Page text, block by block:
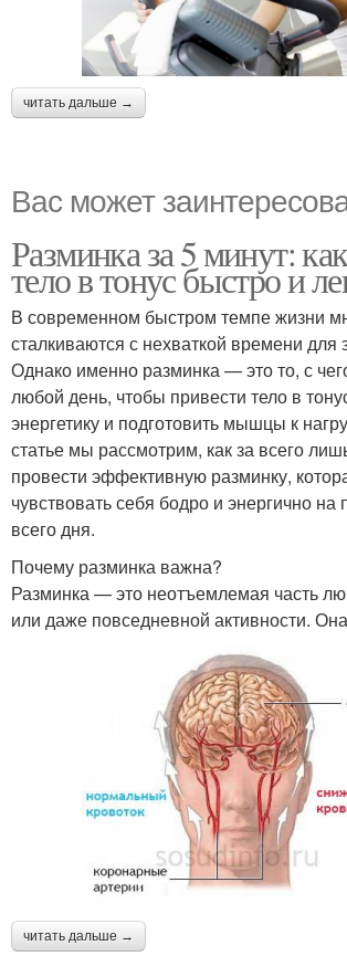
читать дальше →
Вас может
Разминка за 5 минут:
тело в тонус быстро и
В современном быстром темпе жизни
сталкиваются с нехваткой времени для
Однако именно разминка — это то, с
любой день, чтобы привести тело в
энергетику и подготовить мышцы к
статье мы рассмотрим, как за всего
провести эффективную разминку,
чувствовать себя бодро и энергично на
всего дня.
Почему разминка важна?
Разминка — это неотъемлемая часть
или даже повседневной активности.
читать дальше →